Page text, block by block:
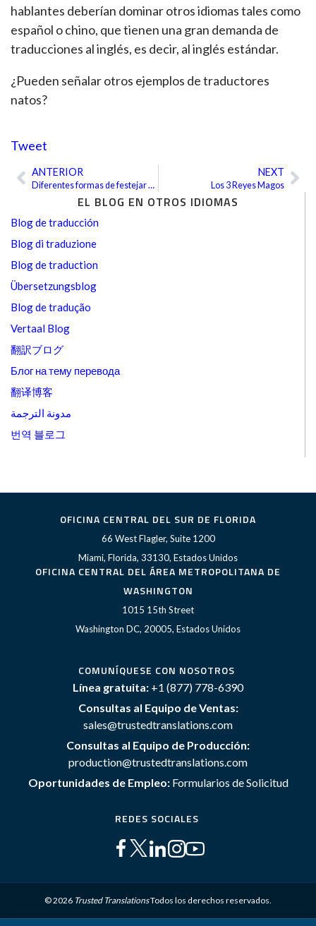
EL BLOG EN OTROS IDIOMAS
Blog de traducción
Blog di traduzione
Blog de traduction
Übersetzungsblog
Blog de tradução
Vertaal Blog
翻訳ブログ
Блог на тему перевода
翻译博客
مدونة الترجمة
번역 블로그
hablantes deberían dominar otros idiomas tales como
español o chino, que tienen una gran demanda de
traducciones al inglés, es decir, al inglés estándar.
¿Pueden señalar otros ejemplos de traductores
natos?
Tweet
AntANTERIOR
Diferentes formas de festejar el Año Nuevo
NEXT
Los 3 Reyes Magos
OFICINA CENTRAL DEL SUR DE FLORIDA
66 West Flagler, Suite 1200
Miami, Florida, 33130, Estados Unidos
OFICINA CENTRAL DEL ÁREA METROPOLITANA DE
WASHINGTON
1015 15th Street
Washington DC, 20005, Estados Unidos
COMUNÍQUESE CON NOSOTROS
Línea gratuita: +1 (877) 778-6390
Consultas al Equipo de Ventas:
sales@trustedtranslations.com
Consultas al Equipo de Producción:
production@trustedtranslations.com
Oportunidades de Empleo: Formularios de Solicitud
REDES SOCIALES
© 2026 Trusted TranslationsTodos los derechos reservados.